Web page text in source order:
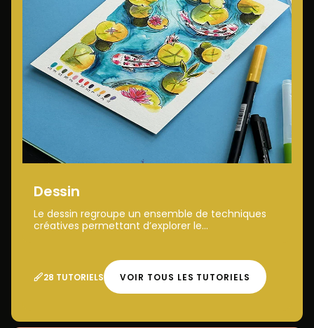
Dessin
Le dessin regroupe un ensemble de techniques
créatives permettant d’explorer le...
28 TUTORIELS VOIR TOUS LES TUTORIELS